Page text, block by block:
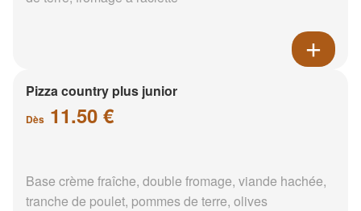
Pizza country plus junior
Dès 11.50 €
Base crème fraîche, double fromage, viande hachée,
tranche de poulet, pommes de terre, olives